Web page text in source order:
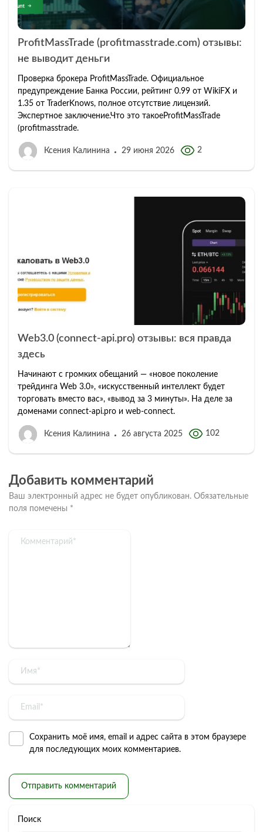
ProfitMassTrade (profitmasstrade.com) отзывы:
не выводит деньги
Проверка брокера ProfitMassTrade. Официальное
предупреждение Банка России, рейтинг 0.99 от WikiFX и
1.35 от TraderKnows, полное отсутствие лицензий.
Экспертное заключение.Что это такоеProfitMassTrade
(profitmasstrade.
Ксения Калинина 29 июня 2026 2
Web3.0 (connect‑api.pro) отзывы: вся правда
здесь
Начинают с громких обещаний — «новое поколение
трейдинга Web 3.0», «искусственный интеллект будет
торговать вместо вас», «вывод за 3 минуты». На деле за
доменами connect‑api.pro и web‑connect.
Ксения Калинина 26 августа 2025 102
Добавить комментарий
Ваш электронный адрес не будет опубликован. Обязательные
поля помечены *
Сохранить моё имя, email и адрес сайта в этом браузере
для последующих моих комментариев.
Поиск